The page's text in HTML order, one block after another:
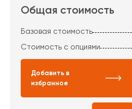
Общая стоимость
Базовая стоимость
Стоимость с опциями
Добавить в
избранное